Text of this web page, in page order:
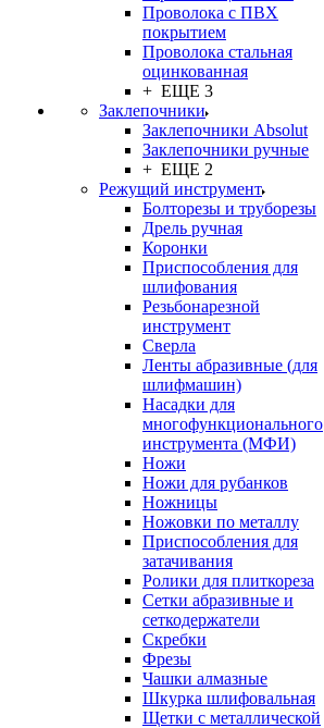
Проволока с ПВХ
покрытием
Проволока стальная
оцинкованная
+ ЕЩЕ 3
Заклепочники
Заклепочники Absolut
Заклепочники ручные
+ ЕЩЕ 2
Режущий инструмент
Болторезы и труборезы
Дрель ручная
Коронки
Приспособления для
шлифования
Резьбонарезной
инструмент
Сверла
Ленты абразивные (для
шлифмашин)
Насадки для
многофункционального
инструмента (МФИ)
Ножи
Ножи для рубанков
Ножницы
Ножовки по металлу
Приспособления для
затачивания
Ролики для плиткореза
Сетки абразивные и
сеткодержатели
Скребки
Фрезы
Чашки алмазные
Шкурка шлифовальная
Щетки с металлической